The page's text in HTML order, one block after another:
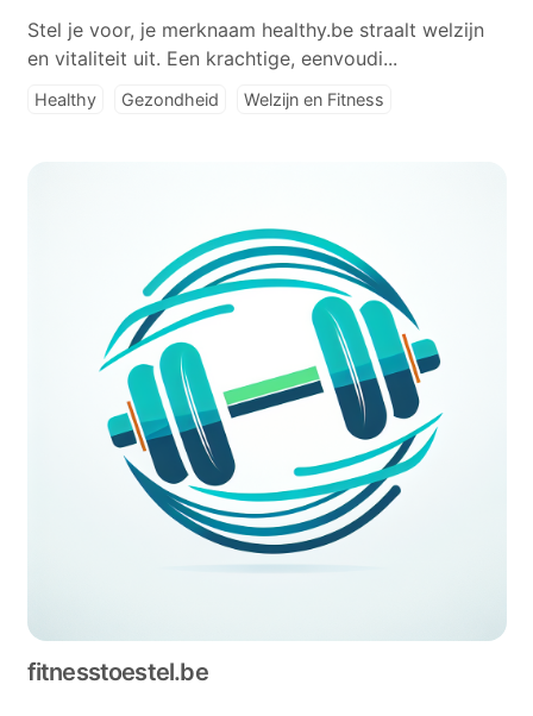
Stel je voor, je merknaam healthy.be straalt welzijn
en vitaliteit uit. Een krachtige, eenvoudi...
Healthy Gezondheid Welzijn en Fitness
fitnesstoestel.be